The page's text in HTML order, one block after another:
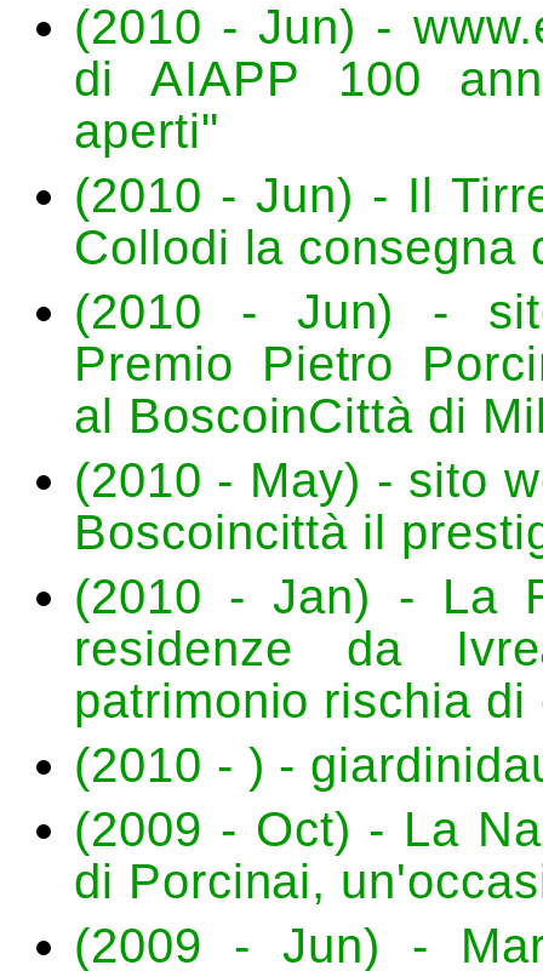
(2010 - Jun) -
di AIAPP 100
aperti"
(2010 - Jun) - Il
Collodi la consegna
(2010 - Jun) -
Premio Pietro
al BoscoinCittà di
(2010 - May) - sito
Boscoincittà il
(2010 - Jan) - La
residenze da
patrimonio rischia
(2010 - ) -
(2009 - Oct) - La
di Porcinai,
(2009 - Jun) -